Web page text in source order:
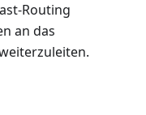
Routing
an das